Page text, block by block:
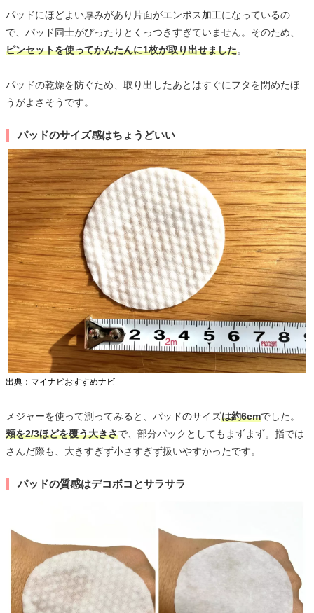
パッドにほどよい厚みがあり片面がエンボス加工になっているの
で、パッド同士がぴったりとくっつきすぎていません。そのため、
ピンセットを使ってかんたんに1枚が取り出せました。
パッドの乾燥を防ぐため、取り出したあとはすぐにフタを閉めたほ
うがよさそうです。
パッドのサイズ感はちょうどいい
出典：マイナビおすすめナビ
メジャーを使って測ってみると、パッドのサイズは約6cmでした。
頬を2/3ほどを覆う大きさで、部分パックとしてもまずまず。指では
さんだ際も、大きすぎず小さすぎず扱いやすかったです。
パッドの質感はデコボコとサラサラ